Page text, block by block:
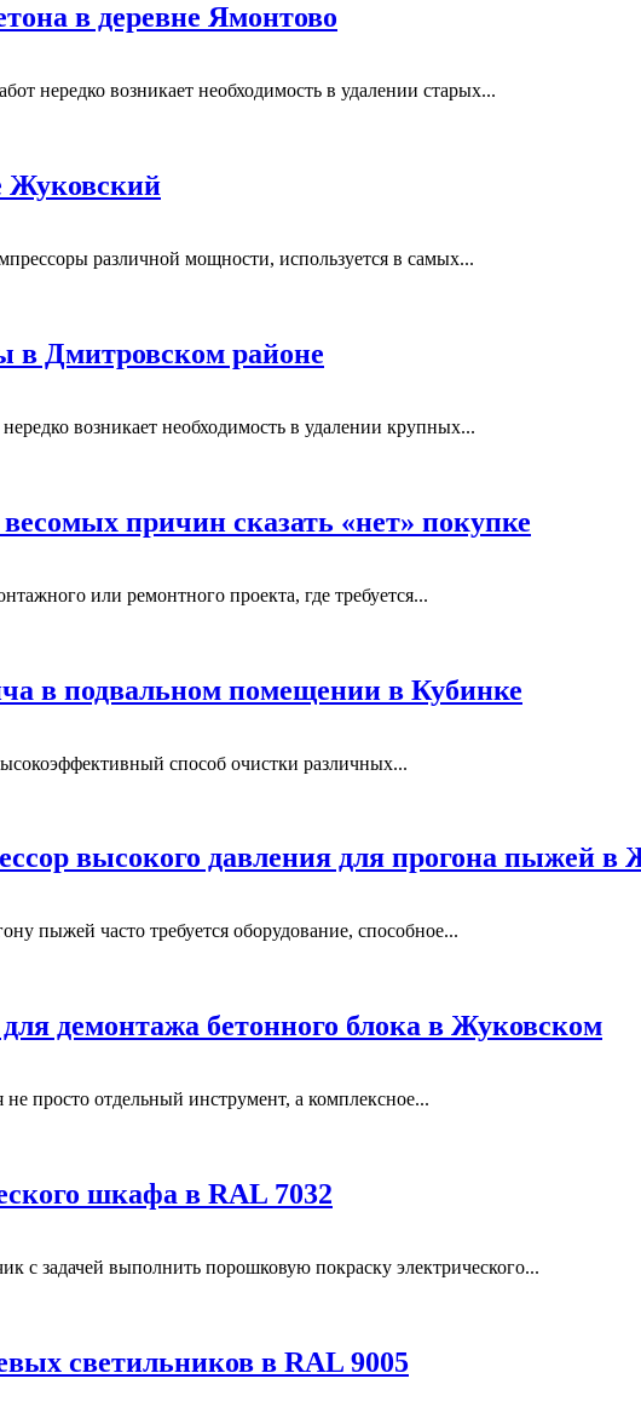
в деревне Ямонтово
нередко возникает необходимость в удалении старых...
Жуковский
различной мощности, используется в самых...
в Дмитровском районе
возникает необходимость в удалении крупных...
причин сказать «нет» покупке
или ремонтного проекта, где требуется...
в подвальном помещении в Кубинке
способ очистки различных...
высокого давления для прогона пыжей в
пыжей часто требуется оборудование, способное...
демонтажа бетонного блока в Жуковском
просто отдельный инструмент, а комплексное...
шкафа в RAL 7032
задачей выполнить порошковую покраску электрического...
светильников в RAL 9005